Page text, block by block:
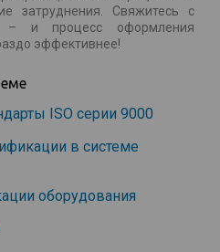
затруднения. Свяжитесь с
– и процесс оформления
эффективнее!
ISO серии 9000
в системе
оборудования